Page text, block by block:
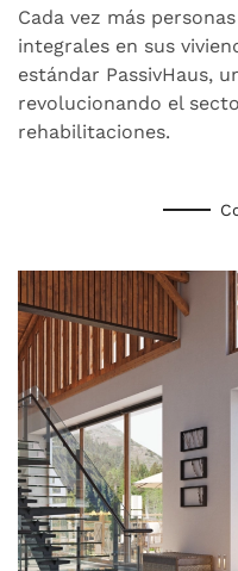
Cada vez más
integrales en sus
estándar PassivHaus,
revolucionando el
rehabilitaciones.